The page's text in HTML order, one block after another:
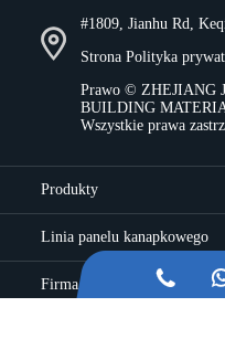
#1809, Jianhu Rd,
Strona Polityka
Prawo © ZHEJIANG
BUILDING
Wszystkie prawa
Produkty
Linia panelu kanapkowego
Firma 